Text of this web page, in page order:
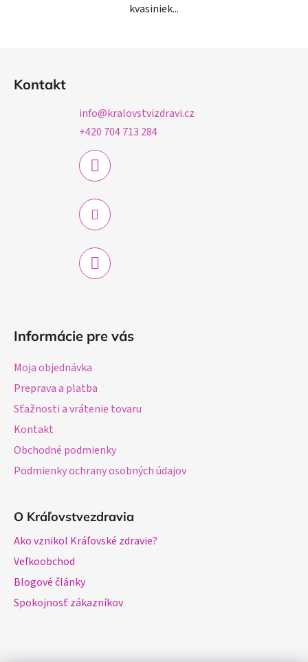
kvasiniek...
Kontakt
info@kralovstvizdravi.cz
+420 704 713 284
Informácie pre vás
Moja objednávka
Preprava a platba
Sťažnosti a vrátenie tovaru
Kontakt
Obchodné podmienky
Podmienky ochrany osobných údajov
O Kráľovstvezdravia
Ako vznikol Kráľovské zdravie?
Veľkoobchod
Blogové články
Spokojnosť zákazníkov